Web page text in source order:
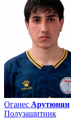
Оганес Арутюнян
Полузащитник